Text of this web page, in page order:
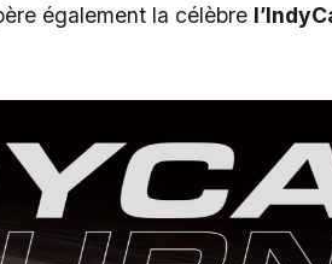
également la célèbre